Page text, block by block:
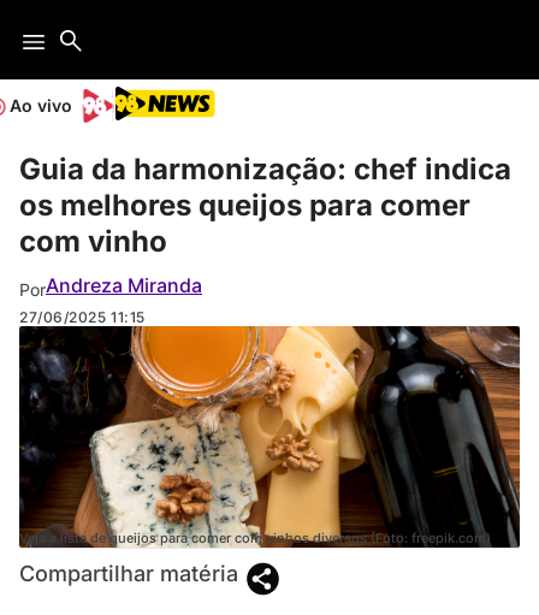
Ao vivo
Guia da harmonização: chef indica
os melhores queijos para comer
com vinho
PorAndreza Miranda
27/06/2025 11:15
Veja a lista de queijos para comer com vinhos diversos (Foto: freepik.com)
Compartilhar matéria